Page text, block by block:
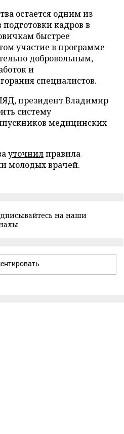
остается одним из
кадров в
быстрее
участие в программе
добровольным,
и
специалистов.
президент Владимир
систему
медицинских
уточнилправила
молодых врачей.
на наши